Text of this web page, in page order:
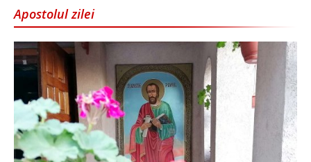
Apostolul zilei